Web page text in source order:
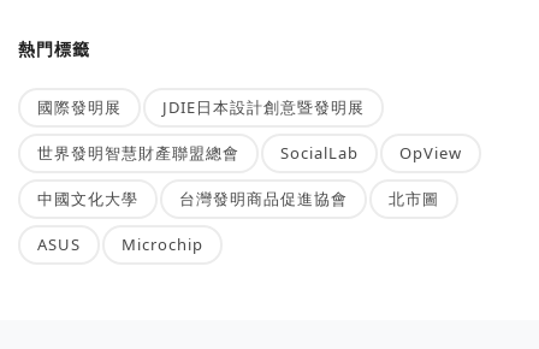
熱門標籤
國際發明展 JDIE日本設計創意暨發明展
世界發明智慧財產聯盟總會 SocialLab OpView
中國文化大學 台灣發明商品促進協會 北市圖
ASUS Microchip